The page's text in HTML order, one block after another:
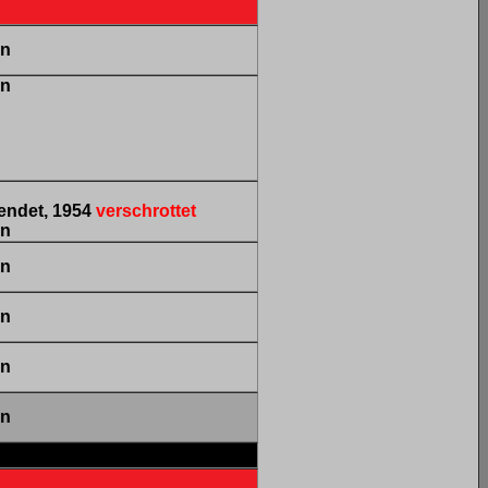
1954 verschrottet